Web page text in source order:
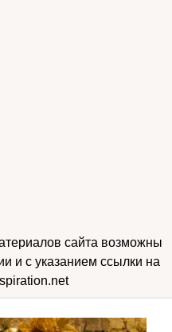
сайта возможны
и с указанием ссылки на